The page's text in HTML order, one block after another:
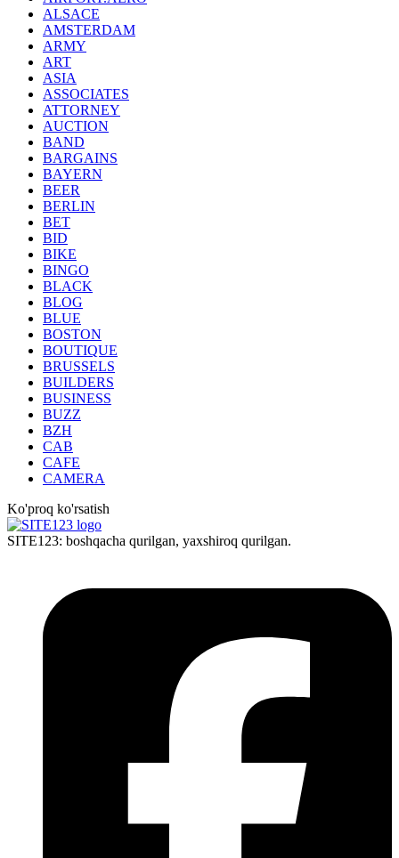
ALSACE
AMSTERDAM
ARMY
ART
ASIA
ASSOCIATES
ATTORNEY
AUCTION
BAND
BARGAINS
BAYERN
BEER
BERLIN
BET
BID
BIKE
BINGO
BLACK
BLOG
BLUE
BOSTON
BOUTIQUE
BRUSSELS
BUILDERS
BUSINESS
BUZZ
BZH
CAB
CAFE
CAMERA
Ko'proq ko'rsatish
SITE123: boshqacha qurilgan, yaxshiroq qurilgan.